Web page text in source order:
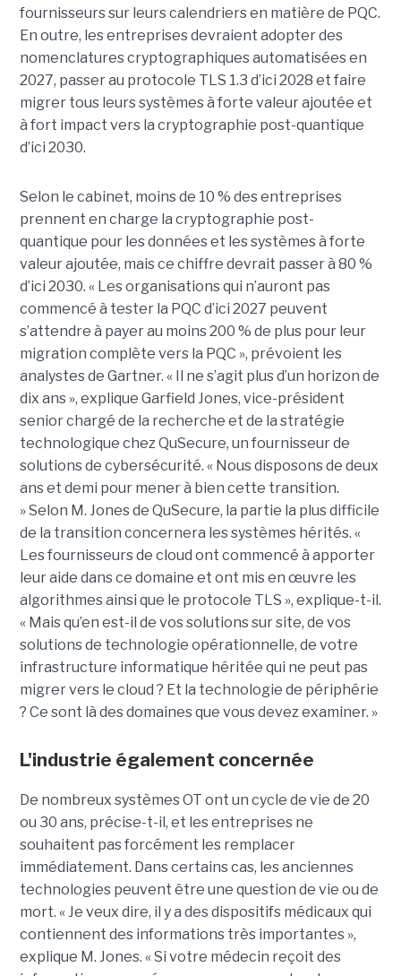
fournisseurs sur leurs calendriers en matière de PQC.
En outre, les entreprises devraient adopter des
nomenclatures cryptographiques automatisées en
2027, passer au protocole TLS 1.3 d’ici 2028 et faire
migrer tous leurs systèmes à forte valeur ajoutée et
à fort impact vers la cryptographie post-quantique
d’ici 2030.
Selon le cabinet, moins de 10 % des entreprises
prennent en charge la cryptographie post-
quantique pour les données et les systèmes à forte
valeur ajoutée, mais ce chiffre devrait passer à 80 %
d’ici 2030. « Les organisations qui n’auront pas
commencé à tester la PQC d’ici 2027 peuvent
s’attendre à payer au moins 200 % de plus pour leur
migration complète vers la PQC », prévoient les
analystes de Gartner. « Il ne s’agit plus d’un horizon de
dix ans », explique Garfield Jones, vice-président
senior chargé de la recherche et de la stratégie
technologique chez QuSecure, un fournisseur de
solutions de cybersécurité. « Nous disposons de deux
ans et demi pour mener à bien cette transition.
»Selon M. Jones de QuSecure, la partie la plus difficile
de la transition concernera les systèmes hérités. «
Les fournisseurs de cloud ont commencé à apporter
leur aide dans ce domaine et ont mis en œuvre les
algorithmes ainsi que le protocole TLS », explique-t-il.
« Mais qu’en est-il de vos solutions sur site, de vos
solutions de technologie opérationnelle, de votre
infrastructure informatique héritée qui ne peut pas
migrer vers le cloud ? Et la technologie de périphérie
? Ce sont là des domaines que vous devez examiner. »
L'industrie également concernée
De nombreux systèmes OT ont un cycle de vie de 20
ou 30 ans, précise-t-il, et les entreprises ne
souhaitent pas forcément les remplacer
immédiatement. Dans certains cas, les anciennes
technologies peuvent être une question de vie ou de
mort. « Je veux dire, il y a des dispositifs médicaux qui
contiennent des informations très importantes »,
explique M. Jones. « Si votre médecin reçoit des